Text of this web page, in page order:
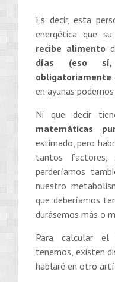
Es decir, esta
energética que su
recibe alimento
días (eso
obligatoriamente
en ayunas
Ni que decir
matemáticas
estimado, pero
tantos factores,
perderíamos
nuestro
que deberíamos
durásemos más o
Para calcular el
tenemos, existen
hablaré en otro